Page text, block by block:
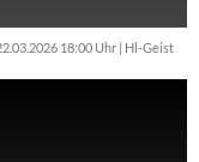
18:00 Uhr | Hl-Geist